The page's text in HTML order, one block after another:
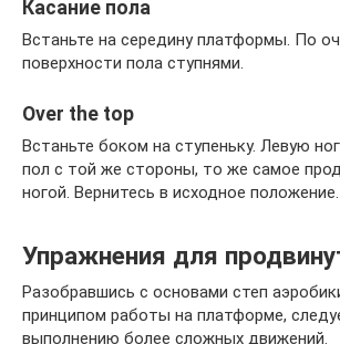
Касание пола
Встаньте на середину платформы. По
поверхности пола ступнями.
Over the top
Встаньте боком на ступеньку. Левую
пол с той же стороны, то же самое
ногой. Вернитесь в исходное положение.
Упражнения для
Разобравшись с основами степ
принципом работы на платформе,
выполнению более сложных движений.